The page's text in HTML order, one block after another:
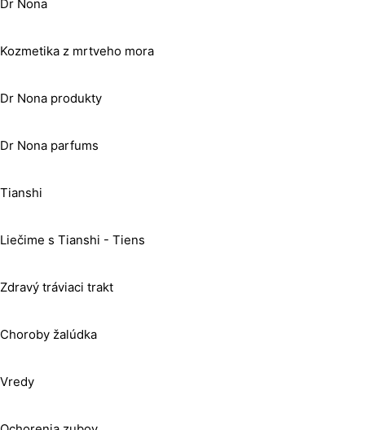
Dr Nona
Kozmetika z mrtveho mora
Dr Nona produkty
Dr Nona parfums
Tianshi
Liečime s Tianshi - Tiens
Zdravý tráviaci trakt
Choroby žalúdka
Vredy